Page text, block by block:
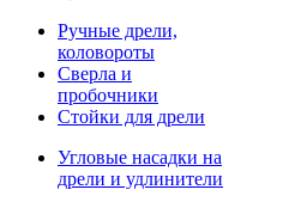
Ручные дрели,
коловороты
Сверла и
пробочники
Стойки для дрели
Угловые насадки на
дрели и удлинители